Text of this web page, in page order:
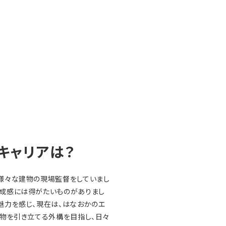
ャリアは？
々な建物の現場監督をしていまし
感には得がたいものがありまし
を感じ、現在は、はなおかのエ
を引き立てる外構を目指し、日々